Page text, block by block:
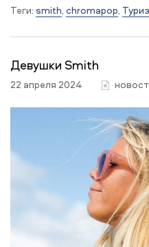
Теги: smith, chromapop,
Девушки Smith
22 апреля 2024